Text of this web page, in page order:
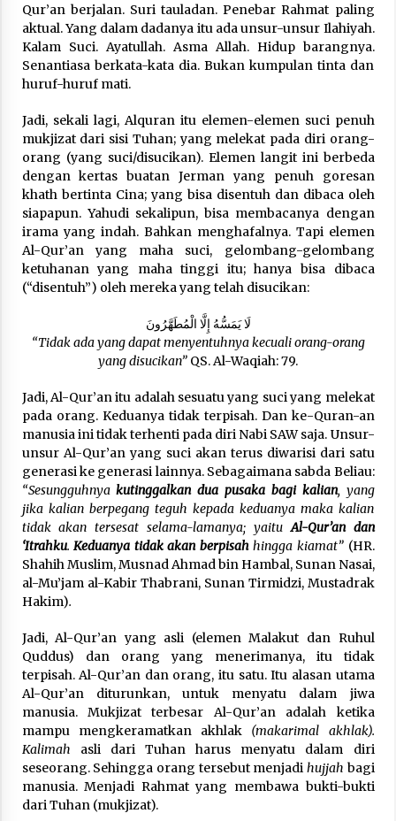
Qur’an berjalan. Suri tauladan. Penebar Rahmat paling
aktual. Yang dalam dadanya itu ada unsur-unsur Ilahiyah.
Kalam Suci. Ayatullah. Asma Allah. Hidup barangnya.
Senantiasa berkata-kata dia. Bukan kumpulan tinta dan
huruf-huruf mati.
Jadi, sekali lagi, Alquran itu elemen-elemen suci penuh
mukjizat dari sisi Tuhan; yang melekat pada diri orang-
orang (yang suci/disucikan). Elemen langit ini berbeda
dengan kertas buatan Jerman yang penuh goresan
khath bertinta Cina; yang bisa disentuh dan dibaca oleh
siapapun. Yahudi sekalipun, bisa membacanya dengan
irama yang indah. Bahkan menghafalnya. Tapi elemen
Al-Qur’an yang maha suci, gelombang-gelombang
ketuhanan yang maha tinggi itu; hanya bisa dibaca
(“disentuh”) oleh mereka yang telah disucikan:
لَا يَمَسُّهُ إِلَّا الْمُطَهَّرُونَ
“Tidak ada yang dapat menyentuhnya kecuali orang-orang
yang disucikan” QS. Al-Waqiah: 79.
Jadi, Al-Qur’an itu adalah sesuatu yang suci yang melekat
pada orang. Keduanya tidak terpisah. Dan ke-Quran-an
manusia ini tidak terhenti pada diri Nabi SAW saja. Unsur-
unsur Al-Qur’an yang suci akan terus diwarisi dari satu
generasi ke generasi lainnya. Sebagaimana sabda Beliau:
“Sesungguhnyakutinggalkan dua pusaka bagi kalian, yang
jika kalian berpegang teguh kepada keduanya maka kalian
tidak akan tersesat selama-lamanya; yaituAl-Qur’an dan
‘Itrahku.Keduanya tidak akan berpisahhingga kiamat”(HR.
Shahih Muslim, Musnad Ahmad bin Hambal, Sunan Nasai,
al-Mu’jam al-Kabir Thabrani, Sunan Tirmidzi, Mustadrak
Hakim).
Jadi, Al-Qur’an yang asli (elemen Malakut dan Ruhul
Quddus) dan orang yang menerimanya, itu tidak
terpisah. Al-Qur’an dan orang, itu satu. Itu alasan utama
Al-Qur’an diturunkan, untuk menyatu dalam jiwa
manusia. Mukjizat terbesar Al-Qur’an adalah ketika
mampu mengkeramatkan akhlak (makarimal akhlak).
Kalimah asli dari Tuhan harus menyatu dalam diri
seseorang. Sehingga orang tersebut menjadi hujjah bagi
manusia. Menjadi Rahmat yang membawa bukti-bukti
dari Tuhan (mukjizat).